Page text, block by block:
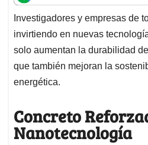
t
s
A
p
p
e
b
o
o
k
k
e
d
I
n
i
l
e
a
d
s
Investigadores y empresas de
invirtiendo en nuevas
solo aumentan la durabilidad
que también mejoran la
energética.
Concreto
Nanotecnología